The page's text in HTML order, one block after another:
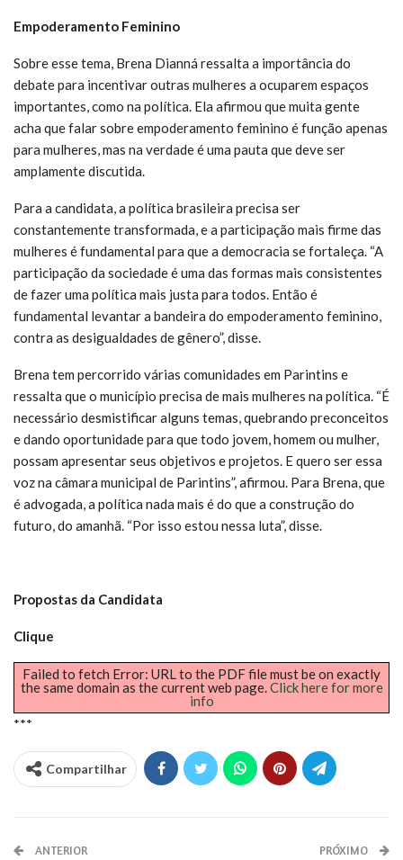
Empoderamento Feminino
Sobre esse tema, Brena Dianná ressalta a importância do
debate para incentivar outras mulheres a ocuparem espaços
importantes, como na política. Ela afirmou que muita gente
acha que falar sobre empoderamento feminino é função apenas
para mulheres, mas na verdade é uma pauta que deve ser
amplamente discutida.
Para a candidata, a política brasileira precisa ser
constantemente transformada, e a participação mais firme das
mulheres é fundamental para que a democracia se fortaleça. “A
participação da sociedade é uma das formas mais consistentes
de fazer uma política mais justa para todos. Então é
fundamental levantar a bandeira do empoderamento feminino,
contra as desigualdades de gênero”, disse.
Brena tem percorrido várias comunidades em Parintins e
ressalta que o município precisa de mais mulheres na política. “É
necessário desmistificar alguns temas, quebrando preconceitos
e dando oportunidade para que todo jovem, homem ou mulher,
possam apresentar seus objetivos e projetos. E quero ser essa
voz na câmara municipal de Parintins”, afirmou. Para Brena, que
é advogada, a política nada mais é do que a construção do
futuro, do amanhã. “Por isso estou nessa luta”, disse.
Propostas da Candidata
Clique
Failed to fetch Error: URL to the PDF file must be on exactly
the same domain as the current web page.Click here for more
info
***
Compartilhar
ANTERIOR PRÓXIMO